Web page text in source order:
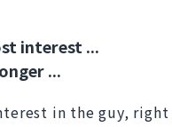
interest ...
...
in the guy,